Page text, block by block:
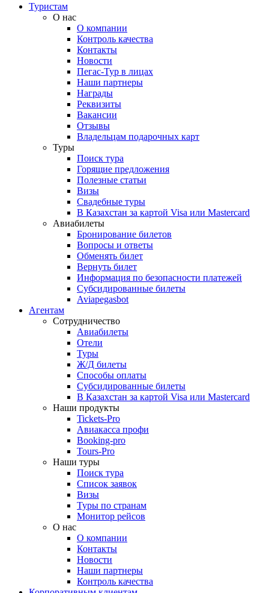
Туристам
О нас
О компании
Контроль качества
Контакты
Новости
Пегас-Тур в лицах
Наши партнеры
Награды
Реквизиты
Вакансии
Отзывы
Владельцам подарочных карт
Туры
Поиск тура
Горящие предложения
Полезные статьи
Визы
Свадебные туры
В Казахстан за картой Visa или Masterсard
Авиабилеты
Бронирование билетов
Вопросы и ответы
Обменять билет
Вернуть билет
Информация по безопасности платежей
Субсидированные билеты
Aviapegasbot
Агентам
Сотрудничество
Авиабилеты
Отели
Туры
Ж/Д билеты
Способы оплаты
Субсидированные билеты
В Казахстан за картой Visa или Masterсard
Наши продукты
Tickets-Pro
Авиакасса профи
Booking-pro
Tours-Pro
Наши туры
Поиск тура
Список заявок
Визы
Туры по странам
Монитор рейсов
О нас
О компании
Контакты
Новости
Наши партнеры
Контроль качества